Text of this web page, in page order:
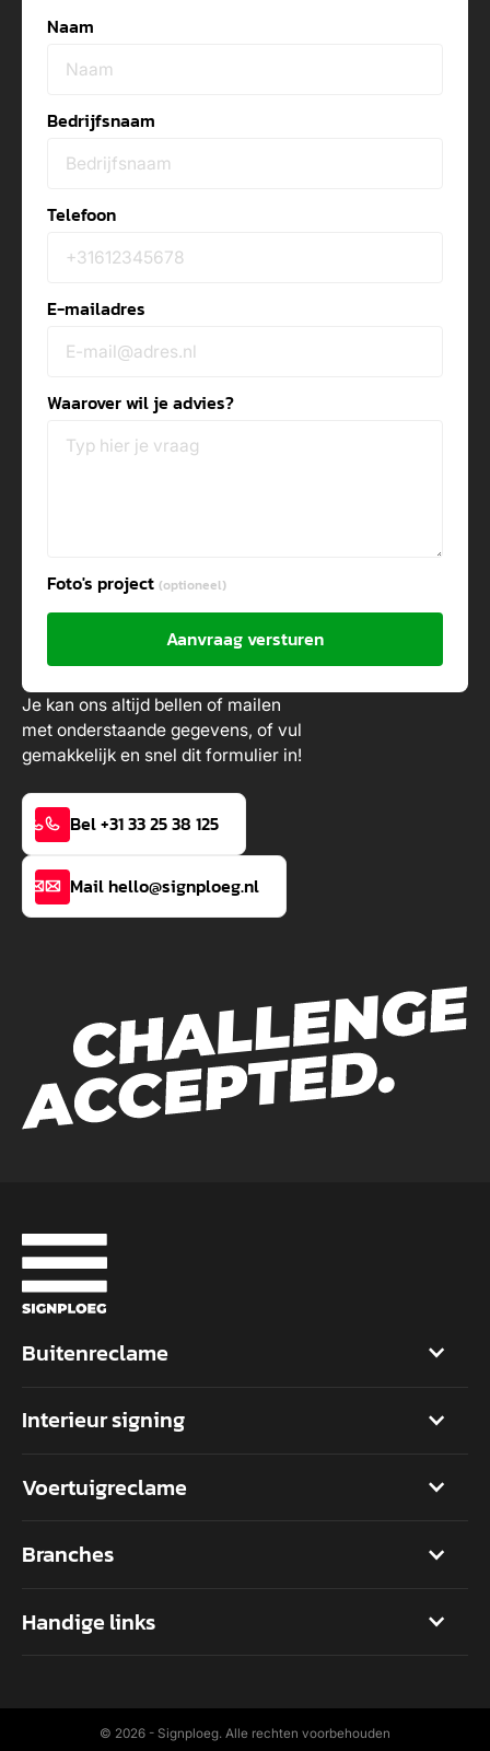
Naam
Bedrijfsnaam
Telefoon
E-mailadres
Waarover wil je advies?
Foto's project(optioneel)
Aanvraag versturen
Je kan ons altijd bellen of mailen
met onderstaande gegevens, of vul
gemakkelijk en snel dit formulier in!
Bel +31 33 25 38 125
Mail hello@signploeg.nl
Buitenreclame
Interieur signing
Voertuigreclame
Branches
Handige links
© 2026 - Signploeg. Alle rechten voorbehouden